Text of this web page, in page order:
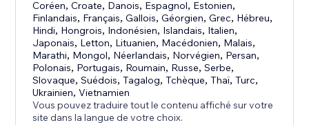
Coréen,Croate, Danois, Espagnol, Estonien,
Finlandais, Français,Gallois,Géorgien,Grec, Hébreu,
Hindi, Hongrois, Indonésien, Islandais, Italien,
Japonais, Letton, Lituanien, Macédonien, Malais,
Marathi, Mongol, Néerlandais, Norvégien, Persan,
Polonais, Portugais, Roumain, Russe,Serbe,
Slovaque,Suédois,Tagalog,Tchèque,Thaï,Turc,
Ukrainien,Vietnamien
Vous pouvez traduire tout le contenu affiché sur votre
site dans la langue de votre choix.